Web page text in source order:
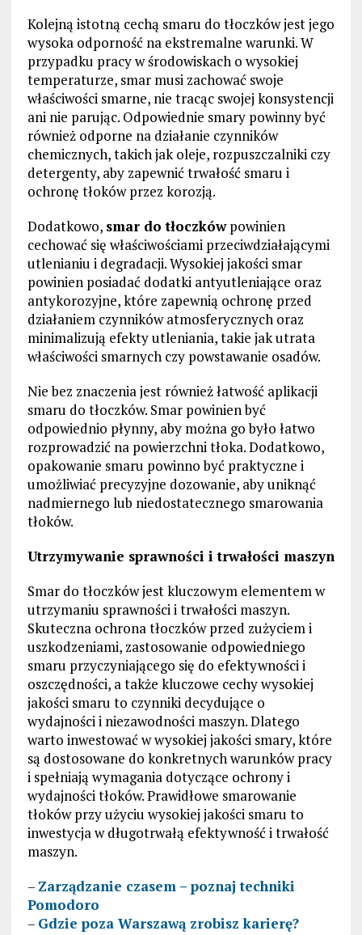
Kolejną istotną cechą smaru do tłoczków jest jego
wysoka odporność na ekstremalne warunki. W
przypadku pracy w środowiskach o wysokiej
temperaturze, smar musi zachować swoje
właściwości smarne, nie tracąc swojej konsystencji
ani nie parując. Odpowiednie smary powinny być
również odporne na działanie czynników
chemicznych, takich jak oleje, rozpuszczalniki czy
detergenty, aby zapewnić trwałość smaru i
ochronę tłoków przez korozją.
Dodatkowo, smar do tłoczkówpowinien
cechować się właściwościami przeciwdziałającymi
utlenianiu i degradacji. Wysokiej jakości smar
powinien posiadać dodatki antyutleniające oraz
antykorozyjne, które zapewnią ochronę przed
działaniem czynników atmosferycznych oraz
minimalizują efekty utleniania, takie jak utrata
właściwości smarnych czy powstawanie osadów.
Nie bez znaczenia jest również łatwość aplikacji
smaru do tłoczków. Smar powinien być
odpowiednio płynny, aby można go było łatwo
rozprowadzić na powierzchni tłoka. Dodatkowo,
opakowanie smaru powinno być praktyczne i
umożliwiać precyzyjne dozowanie, aby uniknąć
nadmiernego lub niedostatecznego smarowania
tłoków.
Utrzymywanie sprawności i trwałości maszyn
Smar do tłoczków jest kluczowym elementem w
utrzymaniu sprawności i trwałości maszyn.
Skuteczna ochrona tłoczków przed zużyciem i
uszkodzeniami, zastosowanie odpowiedniego
smaru przyczyniającego się do efektywności i
oszczędności, a także kluczowe cechy wysokiej
jakości smaru to czynniki decydujące o
wydajności i niezawodności maszyn. Dlatego
warto inwestować w wysokiej jakości smary, które
są dostosowane do konkretnych warunków pracy
i spełniają wymagania dotyczące ochrony i
wydajności tłoków. Prawidłowe smarowanie
tłoków przy użyciu wysokiej jakości smaru to
inwestycja w długotrwałą efektywność i trwałość
maszyn.
– Zarządzanie czasem – poznaj techniki
Pomodoro
– Gdzie poza Warszawą zrobisz karierę?